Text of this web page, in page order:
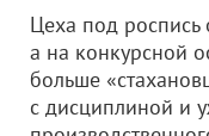
Цеха под роспись
а на конкурсной
больше
с дисциплиной и